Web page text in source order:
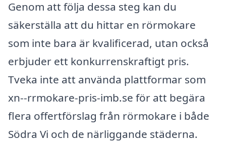
Genom att följa dessa steg kan du
säkerställa att du hittar en rörmokare
som inte bara är kvalificerad, utan också
erbjuder ett konkurrenskraftigt pris.
Tveka inte att använda plattformar som
xn--rrmokare-pris-imb.se för att begära
flera offertförslag från rörmokare i både
Södra Vi och de närliggande städerna.